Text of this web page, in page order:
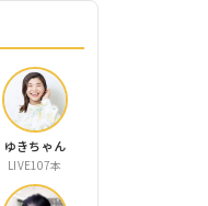
ゆきちゃん
LIVE107本